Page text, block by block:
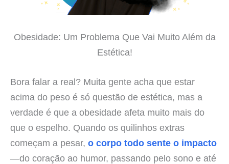
Obesidade: Um Problema Que Vai Muito Além da
Estética!
Bora falar a real? Muita gente acha que estar
acima do peso é só questão de estética, mas a
verdade é que a obesidade afeta muito mais do
que o espelho. Quando os quilinhos extras
começam a pesar, o corpo todo sente o impacto
—do coração ao humor, passando pelo sono e até